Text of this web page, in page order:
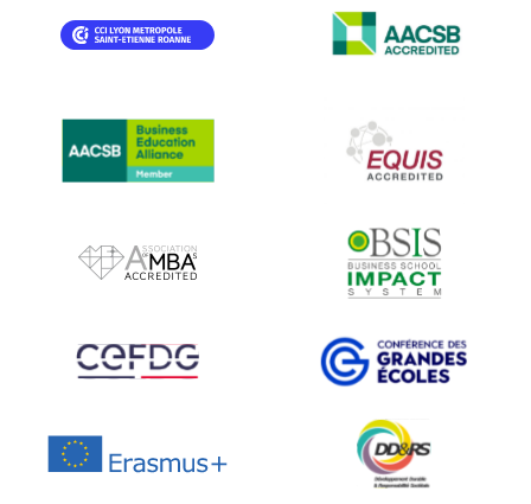
IMAGE
IMAGE
IMAGE
IMAGE
IMAGE IMAGE